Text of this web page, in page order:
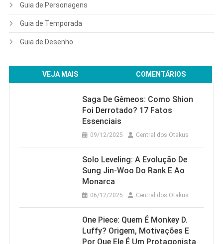
Guia de Personagens
Guia de Temporada
Guia de Desenho
VEJA MAIS COMENTÁRIOS
Saga De Gêmeos: Como Shion
Foi Derrotado? 17 Fatos
Essenciais
09/12/2025 Central dos Otakus
Solo Leveling: A Evolução De
Sung Jin-Woo Do Rank E Ao
Monarca
06/12/2025 Central dos Otakus
One Piece: Quem É Monkey D.
Luffy? Origem, Motivações E
Por Que Ele É Um Protagonista